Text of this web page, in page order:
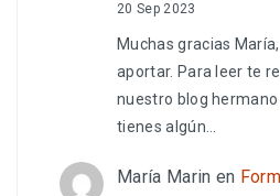
20 Sep 2023
Muchas gracias
aportar. Para leer te
nuestro blog
tienes algún…
María Marin en